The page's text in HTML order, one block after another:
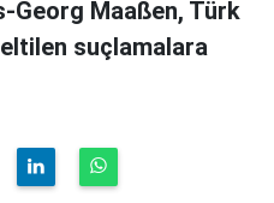
Georg Maaßen, Türk
suçlamalara